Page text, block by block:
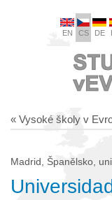
EN CS DE
« Vysoké školy v
Madrid, Španělsko,